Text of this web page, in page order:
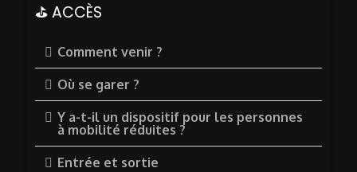
⛳ ACCÈS
Comment venir ?
Où se garer ?
Y a-t-il un dispositif pour les personnes
à mobilité réduites ?
Entrée et sortie